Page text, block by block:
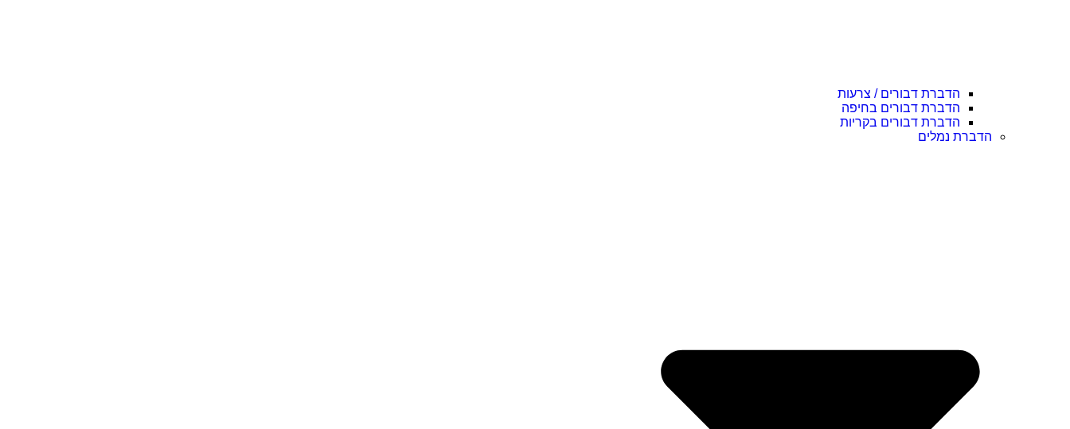
הדברת דבורים / צרעות
הדברת דבורים בחיפה
הדברת דבורים בקריות
הדברת נמלים